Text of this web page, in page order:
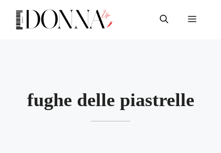
contenuto
Menu
fughe delle piastrelle